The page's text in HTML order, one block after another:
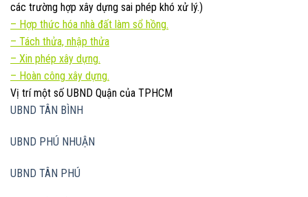
các trường hợp xây dựng sai phép khó xử lý.)
– Hợp thức hóa nhà đất làm sổ hồng.
– Tách thửa, nhập thửa
– Xin phép xây dựng.
– Hoàn công xây dựng.
Vị trí một số UBND Quận của TPHCM
UBND TÂN BÌNH
UBND PHÚ NHUẬN
UBND TÂN PHÚ